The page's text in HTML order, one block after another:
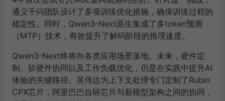
通义千问团队设计了多项训练优化措施，确保训练过程的
稳定性。同时， Qwen3-Next原生集成了多token预测
（MTP）技术，有效提升了解码阶段的推理速度。
Qwen3-Next终将向各类应用场景落地。未来，硬件定
制、软硬件协同以及工作负载优化，仍是在实践中提升AI
体验的关键路径。英伟达为上下文处理专门定制了Rubin
CPX芯片，阿里巴巴自研芯片与新模型架构之间的协同，